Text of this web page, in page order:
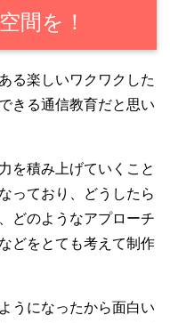
間を！
る楽しいワクワクした
きる通信教育だと思い
を積み上げていくこと
っており、どうしたら
どのようなアプローチ
どをとても考えて制作
うになったから面白い